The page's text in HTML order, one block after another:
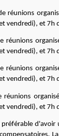
réunions
vendredi), et 7h
réunions
vendredi), et 7h
réunions
vendredi), et 7h
réunions
vendredi), et 7h